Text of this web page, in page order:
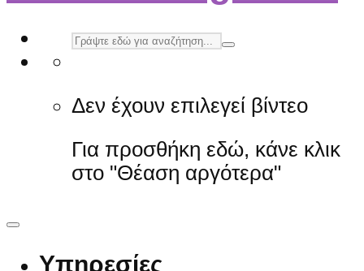
Δεν έχουν επιλεγεί βίντεο
Για προσθήκη εδώ, κάνε κλικ
στο "Θέαση αργότερα"
Υπηρεσίες